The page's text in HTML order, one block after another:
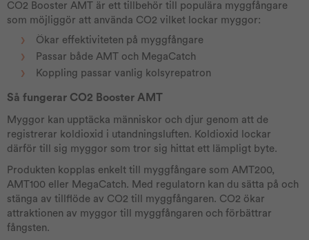
CO2 Booster AMT är ett tillbehör till populära myggfångare
som möjliggör att använda CO2 vilket lockar myggor:
Ökar effektiviteten på myggfångare
Passar både AMT och MegaCatch
Koppling passar vanlig kolsyrepatron
Så fungerar CO2 Booster AMT
Myggor kan upptäcka människor och djur genom att de
registrerar koldioxid i utandningsluften. Koldioxid lockar
därför till sig myggor som tror sig hittat ett lämpligt byte.
Produkten kopplas enkelt till myggfångare som AMT200,
AMT100 eller MegaCatch. Med regulatorn kan du sätta på och
stänga av tillflöde av CO2 till myggfångaren. CO2 ökar
attraktionen av myggor till myggfångaren och förbättrar
fångsten.